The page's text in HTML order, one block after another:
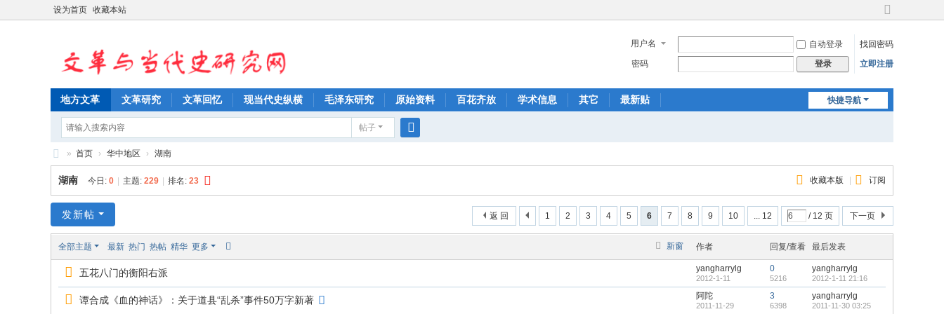
设为首页 收藏本站
切
到
宽
用户名 自动登录
找回密码
密码
登录 立即注册
快捷导航
地方文革 文革研究 文革回忆 现当代史纵横 毛泽东研究 原始资料 百花齐放 学术信息 其它 最新贴
帖子
索
文
革
当
» 首页 › 华中地区 › 湖南
收藏本版 订阅
湖南 今日: 0 主题: 229 排名: 23
1 2 3 4 5 6 7 8 9 10 ... 12 / 12 页 下一页
返 回
发新帖
新窗
全部主题 最新 热门 热帖 精华 更多 作者 回复/查看 最后发表
五花八门的衡阳右派 yangharrylg
2012-1-11
0
5216
yangharrylg
2012-1-11 21:16
谭合成《血的神话》：关于道县“乱杀”事件50万字新著 阿陀
2011-11-29
3
6398
yangharrylg
2011-11-30 03:25